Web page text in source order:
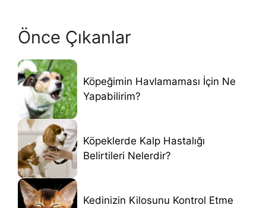
Önce Çıkanlar
Köpeğimin Havlamaması İçin Ne
Yapabilirim?
Köpeklerde Kalp Hastalığı
Belirtileri Nelerdir?
Kedinizin Kilosunu Kontrol Etme